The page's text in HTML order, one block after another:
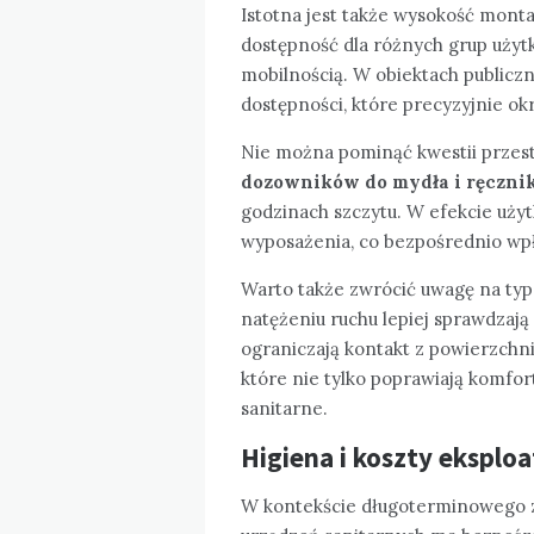
Istotna jest także wysokość
dostępność dla różnych grup
mobilnością. W obiektach
dostępności, które precyzyjnie
Nie można pominąć kwestii
dozowników do mydła i
godzinach szczytu. W efekcie
wyposażenia, co bezpośrednio
Warto także zwrócić uwagę na
natężeniu ruchu lepiej
ograniczają kontakt z
które nie tylko poprawiają
sanitarne.
Higiena i koszty
W kontekście